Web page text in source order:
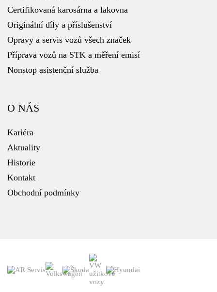
Certifikovaná karosárna a lakovna
Originální díly a příslušenství
Opravy a servis vozů všech značek
Příprava vozů na STK a měření emisí
Nonstop asistenční služba
O NÁS
Kariéra
Aktuality
Historie
Kontakt
Obchodní podmínky